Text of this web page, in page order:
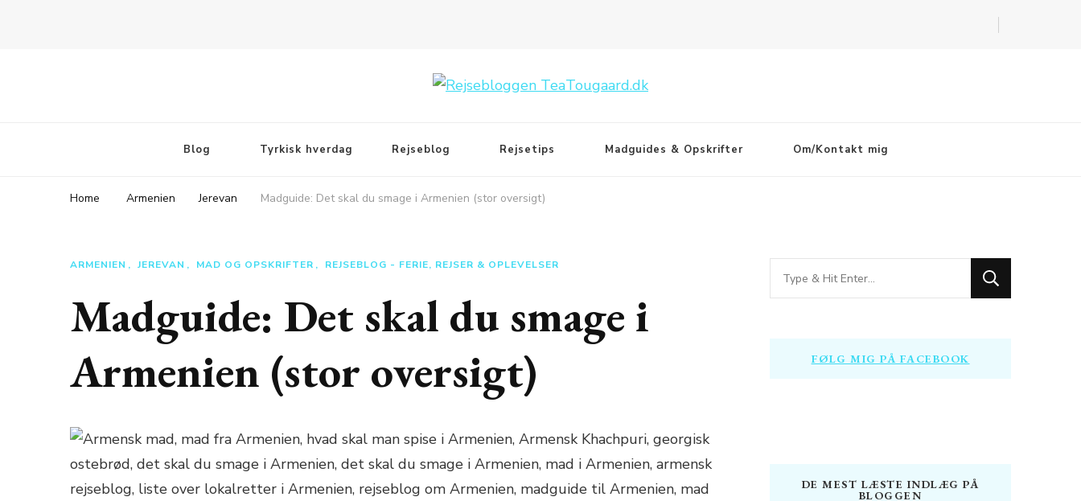
Blog Tyrkisk hverdag Rejseblog Rejsetips Madguides & Opskrifter Om/Kontakt mig
Home Armenien Jerevan Madguide: Det skal du smage i Armenien (stor oversigt)
ARMENIEN JEREVAN MAD OG OPSKRIFTER REJSEBLOG - FERIE, REJSER & OPLEVELSER
Madguide: Det skal du smage i
Armenien (stor oversigt)
Looking
for
FØLG MIG PÅ FACEBOOK
DE MEST LÆSTE INDLÆG PÅ
BLOGGEN